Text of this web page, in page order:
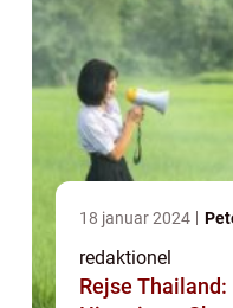
18 januar 2024
redaktionel
Rejse Thailand: